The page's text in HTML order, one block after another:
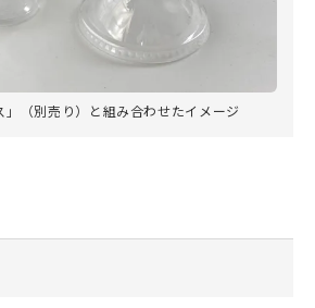
」（別売り）と組み合わせたイメージ